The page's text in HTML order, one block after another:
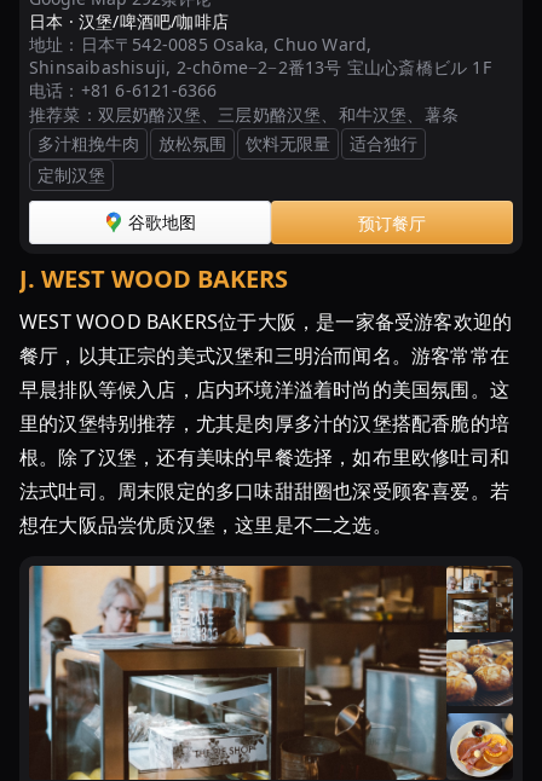
日本 · 汉堡/啤酒吧/咖啡店
地址： 日本〒542-0085 Osaka, Chuo Ward,
Shinsaibashisuji, 2-chōme−2−2番13号 宝山心斎橋ビル 1F
电话： +81 6-6121-6366
推荐菜： 双层奶酪汉堡、三层奶酪汉堡、和牛汉堡、薯条
多汁粗挽牛肉
放松氛围 饮料无限量
适合独行
定制汉堡
谷歌地图 预订餐厅
J. WEST WOOD BAKERS
WEST WOOD BAKERS位于大阪，是一家备受游客欢迎的
餐厅，以其正宗的美式汉堡和三明治而闻名。游客常常在
早晨排队等候入店，店内环境洋溢着时尚的美国氛围。这
里的汉堡特别推荐，尤其是肉厚多汁的汉堡搭配香脆的培
根。除了汉堡，还有美味的早餐选择，如布里欧修吐司和
法式吐司。周末限定的多口味甜甜圈也深受顾客喜爱。若
想在大阪品尝优质汉堡，这里是不二之选。